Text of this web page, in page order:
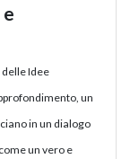
Idee
un
in un dialogo
un vero e